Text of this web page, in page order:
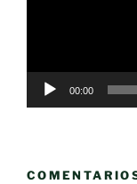
00:00